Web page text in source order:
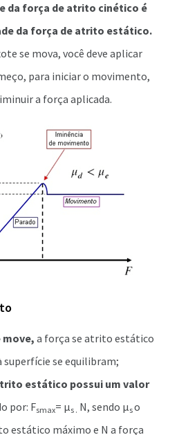
da força de atrito cinético é
da força de atrito estático.
se mova, você deve aplicar
para iniciar o movimento,
a força aplicada.
move,a força se atrito estático
superfície se equilibram;
estático possui um valor
por: Fsmax= μs . N, sendo μso
estático máximo e N a força